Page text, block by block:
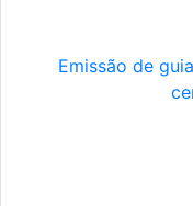
Emissão de